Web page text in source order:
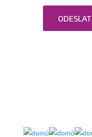
ODESLAT